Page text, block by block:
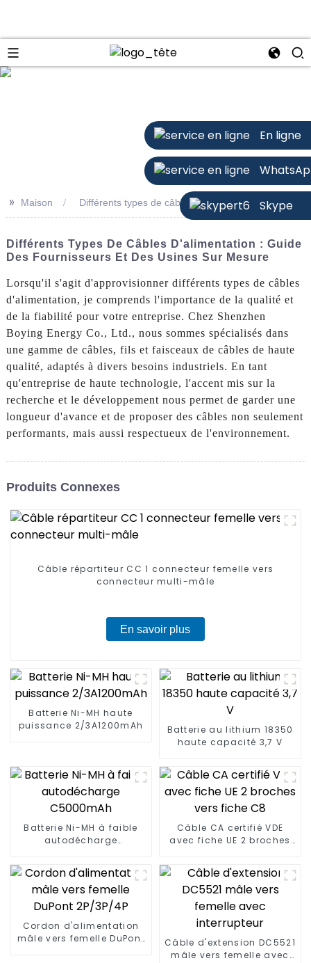
En ligne
Skype
>> Maison Différents types de câbles d'alimentation
Différents Types De Câbles D'alimentation : Guide
Des Fournisseurs Et Des Usines Sur Mesure
Lorsqu'il s'agit d'approvisionner différents types de câbles
d'alimentation, je comprends l'importance de la qualité et
de la fiabilité pour votre entreprise. Chez Shenzhen
Boying Energy Co., Ltd., nous sommes spécialisés dans
une gamme de câbles, fils et faisceaux de câbles de haute
qualité, adaptés à divers besoins industriels. En tant
qu'entreprise de haute technologie, l'accent mis sur la
recherche et le développement nous permet de garder une
longueur d'avance et de proposer des câbles non seulement
performants, mais aussi respectueux de l'environnement.
Produits Connexes
Câble répartiteur CC 1 connecteur femelle vers
connecteur multi-mâle
En savoir plus
Batterie Ni-MH haute
puissance 2/3A1200mAh
Batterie au lithium 18350
haute capacité 3,7 V
Batterie Ni-MH à faible
autodécharge
Câble CA certifié VDE
avec fiche UE 2 broches
Cordon d'alimentation
mâle vers femelle DuPont
Câble d'extension DC5521
mâle vers femelle avec